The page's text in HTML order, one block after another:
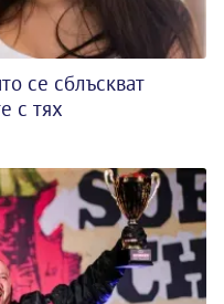
се сблъскват
с тях